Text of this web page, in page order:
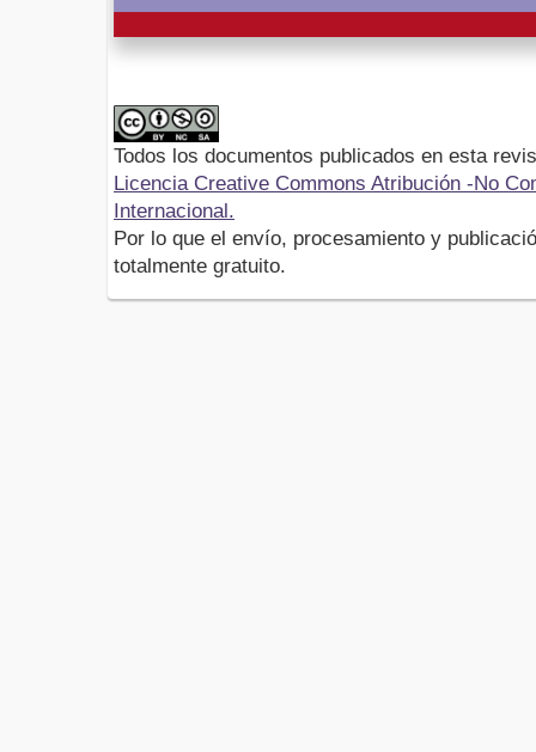
Todos los documentos publicados en esta
Licencia Creative Commons Atribución -No
Internacional.
Por lo que el envío, procesamiento y
totalmente gratuito.